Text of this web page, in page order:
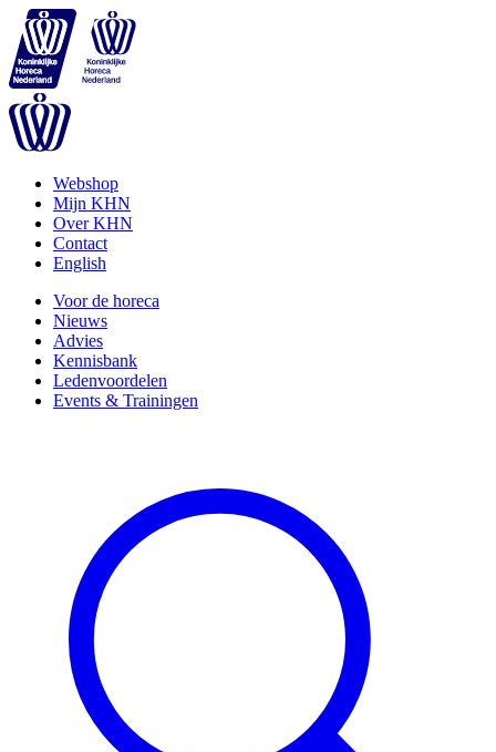
Webshop
Mijn KHN
Over KHN
Contact
English
Voor de horeca
Nieuws
Advies
Kennisbank
Ledenvoordelen
Events & Trainingen